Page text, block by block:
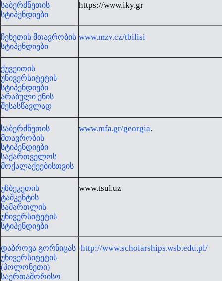
საბერძნეთის
სტიპენდიები
https://www.iky.gr
ჩეხეთის მთავრობის
სტიპენდიები
www.mzv.cz/tbilisi
ქუვეითის
უნივერსიტეტის
სტიპენდიები
არაბული ენის
შესასწავლად
საბერძნეთის
მთავრობის
სტიპენდიები
საქართველოს
მოქალაქეებისთვის
www.mfa.gr/georgia.
უზბეკეთის
ტაშკენტის
სამართლის
უნივერსიტეტის
სტიპენდიები
www.tsul.uz
დაბროვა გორნიცას
უნივერსიტეტის
(პოლონეთი)
საერთაშორისო
http://www.scholarships.wsb.edu.pl/